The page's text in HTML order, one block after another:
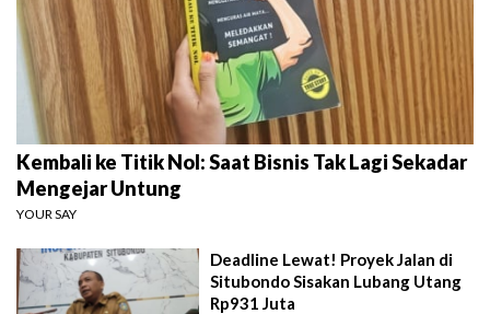
Kembali ke Titik Nol: Saat Bisnis Tak Lagi Sekadar
Mengejar Untung
YOUR SAY
Deadline Lewat! Proyek Jalan di
Situbondo Sisakan Lubang Utang
Rp931 Juta